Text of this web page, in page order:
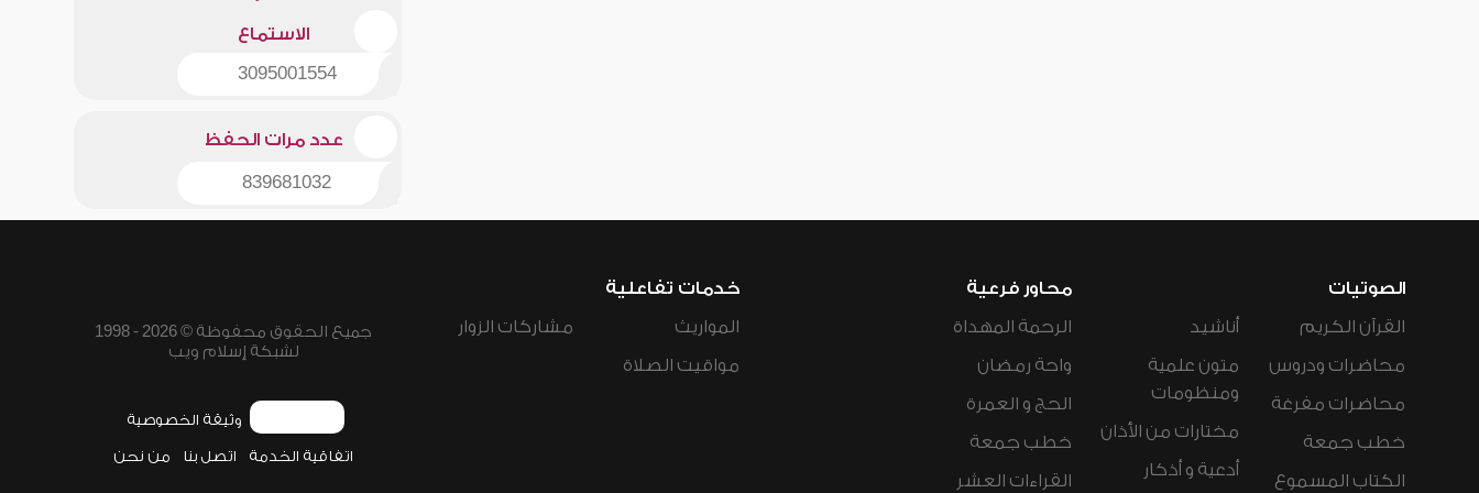
الاستماع
3095001554
عدد مرات الحفظ
839681032
الصوتيات
القرآن الكريم
محاضرات ودروس
محاضرات مفرغة
خطب جمعة
الكتاب المسموع
أناشيد
متون علمية
ومنظومات
مختارات من الأذان
أدعية و أذكار
محاور فرعية
الرحمة المهداة
واحة رمضان
الحج و العمرة
خطب جمعة
القراءات العشر
خدمات تفاعلية
المواريث
مواقيت الصلاة
مشاركات الزوار
جميع الحقوق محفوظة © 2026 - 1998
لشبكة إسلام ويب
وثيقة الخصوصية
اتفاقية الخدمة اتصل بنا من نحن